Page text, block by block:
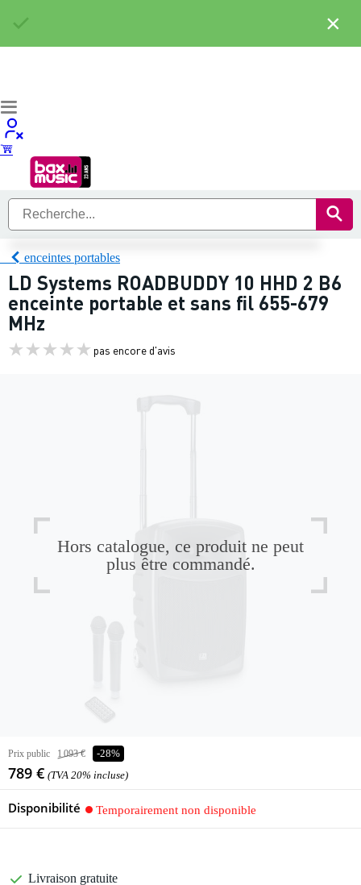
enceintes portables
LD Systems ROADBUDDY 10 HHD 2 B6
enceinte portable et sans fil 655-679
MHz
pas encore d'avis
Hors catalogue, ce produit ne peut
plus être commandé.
Prix public 1 093 € -28%
789 € (TVA 20% incluse)
Disponibilité Temporairement non disponible
Livraison gratuite
×